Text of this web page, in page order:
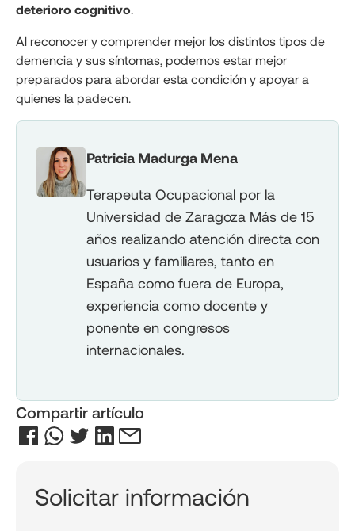
deterioro cognitivo.
Al reconocer y comprender mejor los distintos tipos de
demencia y sus síntomas, podemos estar mejor
preparados para abordar esta condición y apoyar a
quienes la padecen.
Patricia Madurga Mena
Terapeuta Ocupacional por la
Universidad de Zaragoza Más de 15
años realizando atención directa con
usuarios y familiares, tanto en
España como fuera de Europa,
experiencia como docente y
ponente en congresos
internacionales.
Compartir artículo
Solicitar información